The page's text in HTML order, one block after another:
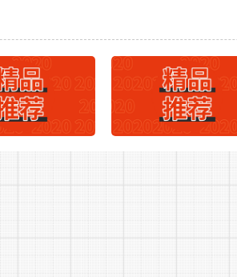
标准执行，月工资不低于4000元(含
每月轮休6天，享受婚假、生育假;
年安排1次免费体检;